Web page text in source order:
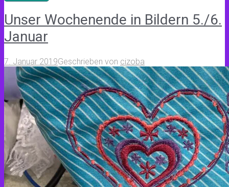
Unser Wochenende in Bildern 5./6.
Januar
7. Januar 2019Geschrieben von cizoba